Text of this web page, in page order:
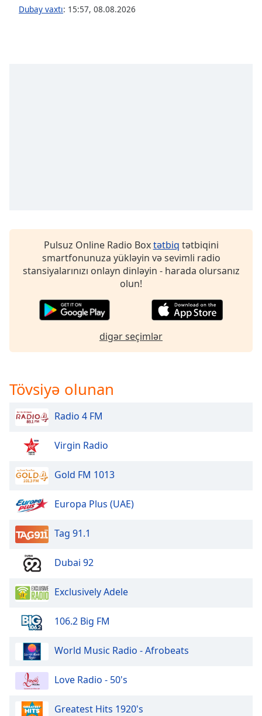
dialog
Text
Background
Background
Opacity
Text
Style
Font
Done
Modal
Dialog
window.
Dubay vaxtı: 15:57, 08.08.2026
Pulsuz Online Radio Boxtətbiq tətbiqini
smartfonunuza yükləyin və sevimli radio
stansiyalarınızı onlayn dinləyin - harada olursanız
olun!
digər seçimlər
Tövsiyə olunan
Radio 4 FM
Virgin Radio
Gold FM 1013
Europa Plus (UAE)
Tag 91.1
Dubai 92
Exclusively Adele
106.2 Big FM
World Music Radio - Afrobeats
Love Radio - 50's
Greatest Hits 1920's